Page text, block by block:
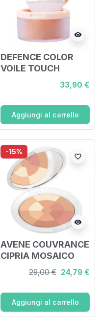
visibility
DEFENCE COLOR
VOILE TOUCH
CIPRIA IN POLVERE
33,90 €
Aggiungi al carrello
-15%
visibility
favorite_border
AVENE COUVRANCE
CIPRIA MOSAICO
BONNE MINE
29,00 € 24,79 €
Aggiungi al carrello